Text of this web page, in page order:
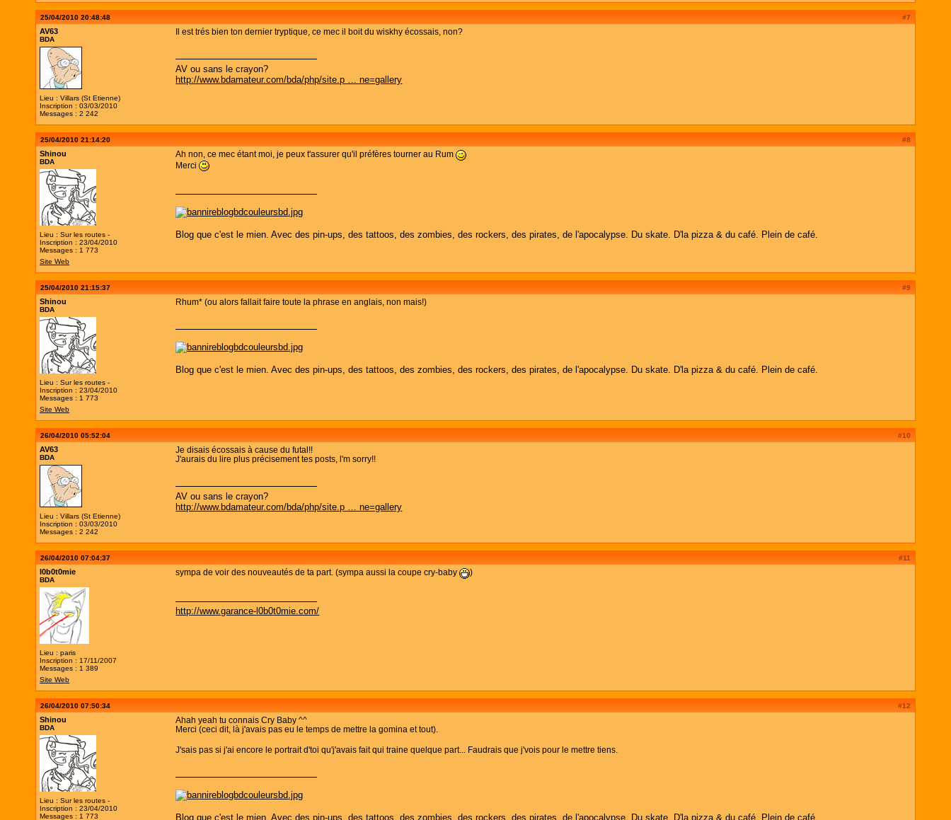
#7
25/04/2010 20:48:48
AV63
BDA
Lieu : Villars (St Etienne)
Inscription : 03/03/2010
Messages : 2 242
Il est trés bien ton dernier tryptique, ce mec il boit du wiskhy écossais, non?
AV ou sans le crayon?
http://www.bdamateur.com/bda/php/site.p … ne=gallery
#8
25/04/2010 21:14:20
Shinou
BDA
Lieu : Sur les routes -
Inscription : 23/04/2010
Messages : 1 773
Site Web
Ah non, ce mec étant moi, je peux t'assurer qu'il préfères tourner au Rum
Merci
Blog que c'est le mien. Avec des pin-ups, des tattoos, des zombies, des rockers, des pirates, de l'apocalypse. Du skate. D'la pizza & du café. Plein de café.
#9
25/04/2010 21:15:37
Shinou
BDA
Lieu : Sur les routes -
Inscription : 23/04/2010
Messages : 1 773
Site Web
Rhum* (ou alors fallait faire toute la phrase en anglais, non mais!)
Blog que c'est le mien. Avec des pin-ups, des tattoos, des zombies, des rockers, des pirates, de l'apocalypse. Du skate. D'la pizza & du café. Plein de café.
#10
26/04/2010 05:52:04
AV63
BDA
Lieu : Villars (St Etienne)
Inscription : 03/03/2010
Messages : 2 242
Je disais écossais à cause du futal!!
J'aurais du lire plus précisement tes posts, l'm sorry!!
AV ou sans le crayon?
http://www.bdamateur.com/bda/php/site.p … ne=gallery
#11
26/04/2010 07:04:37
l0b0t0mie
BDA
Lieu : paris
Inscription : 17/11/2007
Messages : 1 389
Site Web
sympa de voir des nouveautés de ta part. (sympa aussi la coupe cry-baby )
http://www.garance-l0b0t0mie.com/
#12
26/04/2010 07:50:34
Shinou
BDA
Lieu : Sur les routes -
Inscription : 23/04/2010
Messages : 1 773
Ahah yeah tu connais Cry Baby ^^
Merci (ceci dit, là j'avais pas eu le temps de mettre la gomina et tout).
J'sais pas si j'ai encore le portrait d'toi qu'j'avais fait qui traine quelque part... Faudrais que j'vois pour le mettre tiens.
Blog que c'est le mien. Avec des pin-ups, des tattoos, des zombies, des rockers, des pirates, de l'apocalypse. Du skate. D'la pizza & du café. Plein de café.